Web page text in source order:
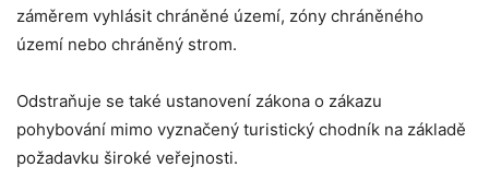
záměrem vyhlásit chráněné území, zóny chráněného
území nebo chráněný strom.
Odstraňuje se také ustanovení zákona o zákazu
pohybování mimo vyznačený turistický chodník na základě
požadavku široké veřejnosti.